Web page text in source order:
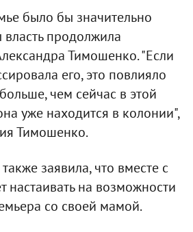
было бы значительно
продолжила
Тимошенко. "Если
его, это повлияло
чем сейчас в этой
уже находится в колонии",
Тимошенко.
заявила, что вместе с
настаивать на возможности
со своей мамой.